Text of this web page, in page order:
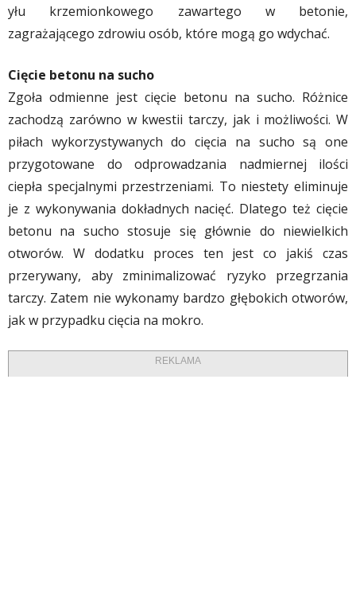
yłu krzemionkowego zawartego w betonie,
zagrażającego zdrowiu osób, które mogą go wdychać.
Cięcie betonu na sucho
Zgoła odmienne jest cięcie betonu na sucho. Różnice
zachodzą zarówno w kwestii tarczy, jak i możliwości. W
piłach wykorzystywanych do cięcia na sucho są one
przygotowane do odprowadzania nadmiernej ilości
ciepła specjalnymi przestrzeniami. To niestety eliminuje
je z wykonywania dokładnych nacięć. Dlatego też cięcie
betonu na sucho stosuje się głównie do niewielkich
otworów. W dodatku proces ten jest co jakiś czas
przerywany, aby zminimalizować ryzyko przegrzania
tarczy. Zatem nie wykonamy bardzo głębokich otworów,
jak w przypadku cięcia na mokro.
REKLAMA